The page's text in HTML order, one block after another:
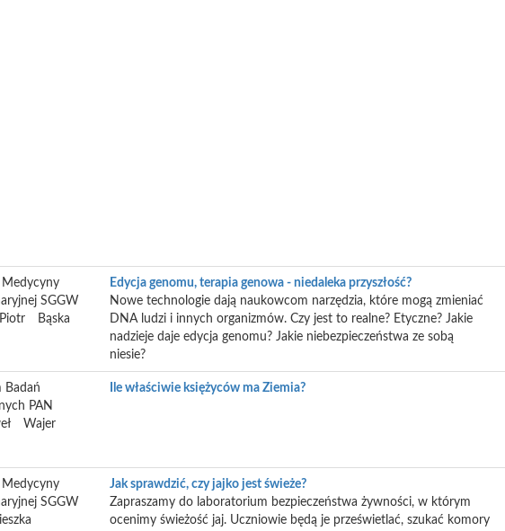
Medycyny
SGGW
Piotr Bąska
Edycja genomu, terapia genowa - niedaleka przyszłość?
Nowe technologie dają naukowcom narzędzia, które mogą zmieniać
DNA ludzi i innych organizmów. Czy jest to realne? Etyczne? Jakie
nadzieje daje edycja genomu? Jakie niebezpieczeństwa ze sobą
niesie?
Badań
PAN
Wajer
Ile właściwie księżyców ma Ziemia?
Medycyny
SGGW
Jak sprawdzić, czy jajko jest świeże?
Zapraszamy do laboratorium bezpieczeństwa żywności, w którym
ocenimy świeżość jaj. Uczniowie będą je prześwietlać, szukać komory